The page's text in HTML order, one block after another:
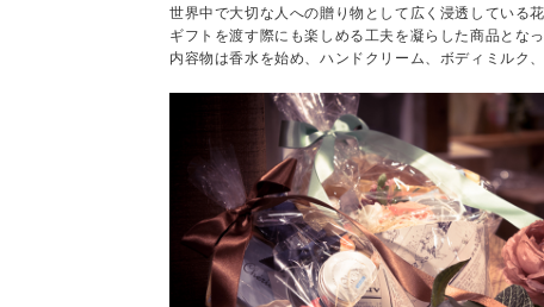
世界中で大切な人への贈り物として広く浸透している
ギフトを渡す際にも楽しめる工夫を凝らした商品となっ
内容物は香水を始め、ハンドクリーム、ボディミルク